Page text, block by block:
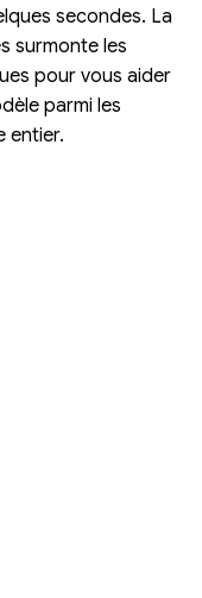
secondes. La
surmonte les
pour vous aider
parmi les
entier.